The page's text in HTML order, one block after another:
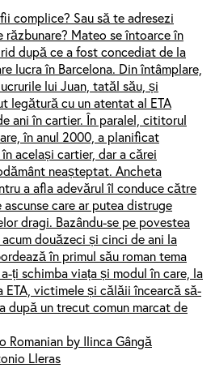
complice? Sau să te adresezi
Mateo se întoarce în
după ce a fost concediat de la
lucra în Barcelona. Din întâmplare,
lui Juan, tatăl său, și
legătură cu un atentat al ETA
ani în cartier. În paralel, cititorul
în anul 2000, a planificat
același cartier, dar a cărei
neașteptat. Ancheta
a afla adevărul îl conduce către
care ar putea distruge
dragi. Bazându-se pe povestea
douăzeci și cinci de ani la
în primul său roman tema
ți schimba viața și modul în care, la
ETA, victimele și călăii încearcă să-
după un trecut comun marcat de
Romanian by Ilinca Gângă
Lleras